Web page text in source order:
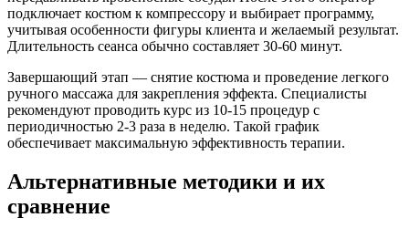
подключает костюм к компрессору и выбирает программу,
учитывая особенности фигуры клиента и желаемый результат.
Длительность сеанса обычно составляет 30-60 минут.
Завершающий этап — снятие костюма и проведение легкого
ручного массажа для закрепления эффекта. Специалисты
рекомендуют проводить курс из 10-15 процедур с
периодичностью 2-3 раза в неделю. Такой график
обеспечивает максимальную эффективность терапии.
Альтернативные методики и их
сравнение